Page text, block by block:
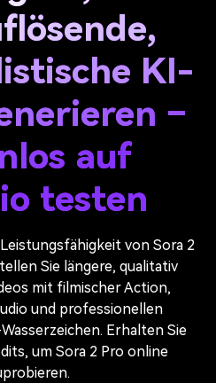
KI-
–
auf
testen
von Sora 2
Sie längere, qualitativ
mit filmischer Action,
und professionellen
Erhalten Sie
um Sora 2 Pro online